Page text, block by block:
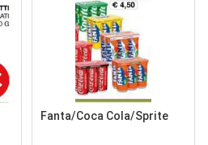
Fanta/Coca Cola/Sprite